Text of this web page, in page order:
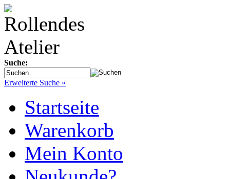
Suche:
Erweiterte Suche »
Startseite
Warenkorb
Mein Konto